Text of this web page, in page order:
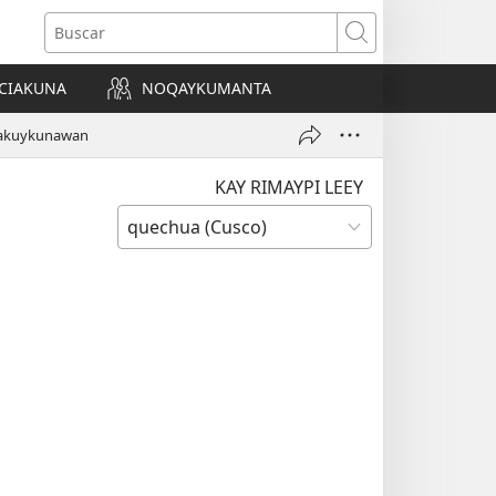
Buscar
NOQAYKUMANTA
KAY RIMAYPI LEEY